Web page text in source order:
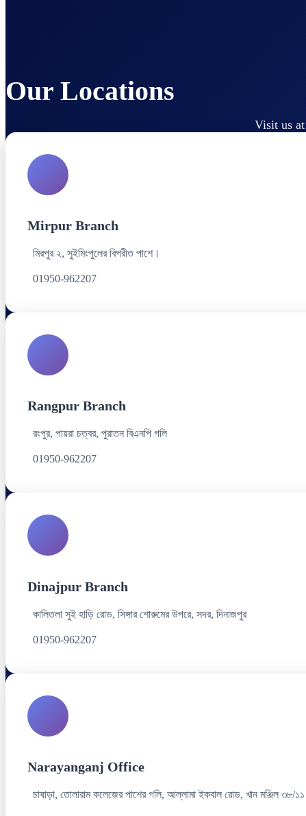
Our Locations
Visit us
Mirpur Branch
মিরপুর ২, সুইমিংপুলের বিপরীত পাশে।
01950-962207
Rangpur Branch
রংপুর, পায়রা চত্বর, পুরাতন বিএনপি গলি
01950-962207
Dinajpur Branch
কালিতলা সুই হাড়ি রোড, সিঙ্গার শোরুমের উপরে, সদর, দিনাজপুর
01950-962207
Narayanganj Office
চাষাড়া, তোলারাম কলেজের পাশের গলি, আল্লামা ইকবাল রোড, খান মঞ্জিল ৩৮/১১